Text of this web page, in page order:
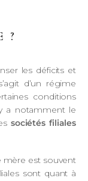
?
les déficits et
d’un régime
conditions
a notamment le
sociétés filiales
mère est souvent
sont quant à